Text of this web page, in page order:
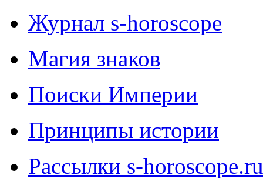
Журнал s-horoscope
Магия знаков
Поиски Империи
Принципы истории
Рассылки s-horoscope.ru